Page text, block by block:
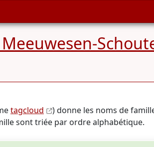
tagcloud
) donne les noms de
sont triée par ordre alphabétique.